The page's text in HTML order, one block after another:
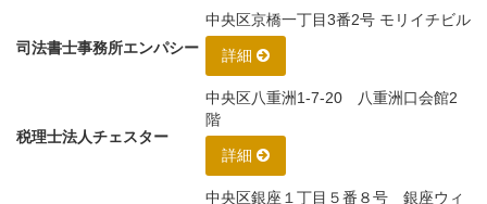
司法書士事務所エンパシー
中央区京橋一丁目3番2号 モリイチビル
詳細
税理士法人チェスター
中央区八重洲1-7-20 八重洲口会館2
階
詳細
中央区銀座１丁目５番８号 銀座ウィ